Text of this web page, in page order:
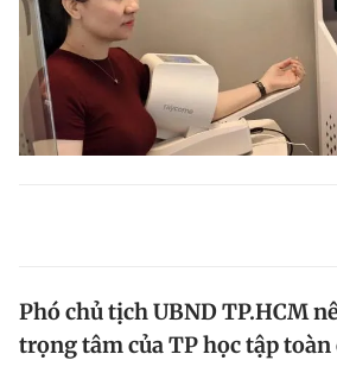
Phó chủ tịch UBND TP.HCM
trọng tâm của TP học tập toàn